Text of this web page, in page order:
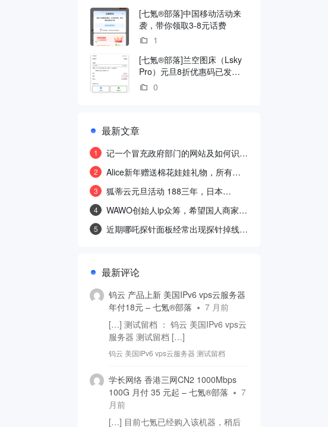
[七氪®部落]中国移动活动来
袭，带你领取3-8元话费
1
[七氪®部落]兰空图床（Lsky
Pro）元旦8折优惠码已发
放！0
最新文章
1
记一个冒充政府部门的网站及如何识别
2
Alice新年赠送棉花娃娃礼物，所有累
3
狐蒂云元旦活动 188三年，日本
4
WAWO创始人ip众筹，希望国人商家越
5
近期哪吒探针面板经常出现探针掉线情
最新评论
钨云 产品上新 美国IPv6 vps云服务器
年付18元 – 七氪®部落
7 月前
[…] 测试留档 ： 钨云 美国IPv6 vps云
服务器 测试留档 […]
钨云 美国IPv6 vps云服务器 测试留档
学长网络 香港三网CN2 1000Mbps
100G 月付 35 元起 – 七氪®部落
7
月前
[…] 目前七氪已经购入该机器，稍后